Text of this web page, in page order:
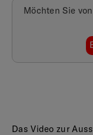
Möchten Sie von
Das Video zur